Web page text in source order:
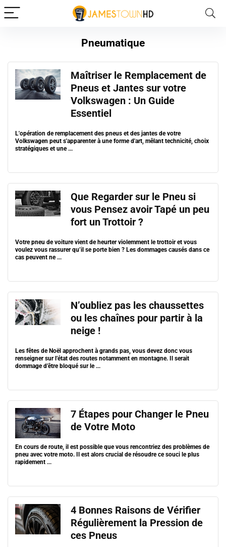
Pneumatique
Maîtriser le Remplacement de
Pneus et Jantes sur votre
Volkswagen : Un Guide
Essentiel
L'opération de remplacement des pneus et des jantes de votre
Volkswagen peut s'apparenter à une forme d'art, mêlant technicité, choix
stratégiques et une ...
Que Regarder sur le Pneu si
vous Pensez avoir Tapé un peu
fort un Trottoir ?
Votre pneu de voiture vient de heurter violemment le trottoir et vous
voulez vous rassurer qu’il se porte bien ? Les dommages causés dans ce
cas peuvent ne ...
N’oubliez pas les chaussettes
ou les chaînes pour partir à la
neige !
Les fêtes de Noël approchent à grands pas, vous devez donc vous
renseigner sur l’état des routes notamment en montagne. Il serait
dommage d’être bloqué sur le ...
7 Étapes pour Changer le Pneu
de Votre Moto
En cours de route, il est possible que vous rencontriez des problèmes de
pneu avec votre moto. Il est alors crucial de résoudre ce souci le plus
rapidement ...
4 Bonnes Raisons de Vérifier
Régulièrement la Pression de
ces Pneus